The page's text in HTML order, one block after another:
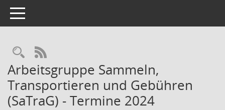
Toggle navigation
Rechercheauswahl
RSS-Feed
Arbeitsgruppe Sammeln,
Transportieren und Gebühren
(SaTraG) - Termine 2024